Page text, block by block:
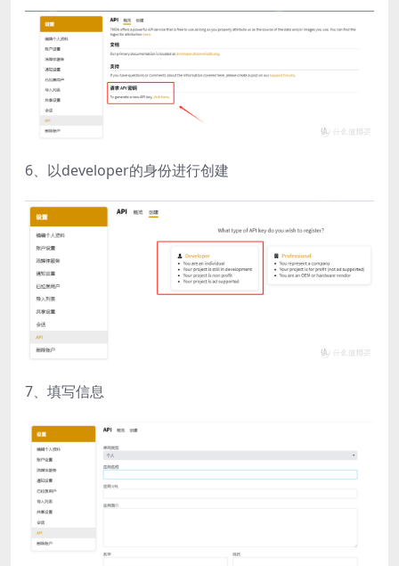
6、以developer的身份进行创建
7、填写信息